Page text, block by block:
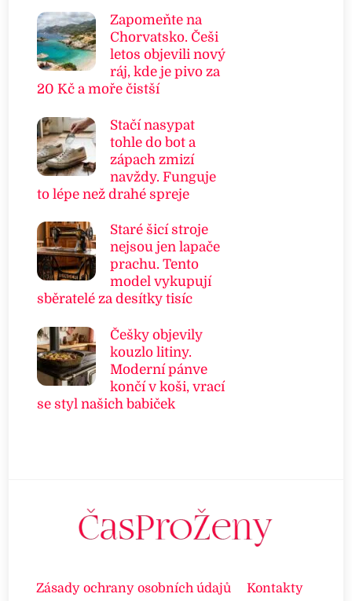
Zapomeňte na
Chorvatsko. Češi
letos objevili nový
ráj, kde je pivo za
20 Kč a moře čistší
Stačí nasypat
tohle do bot a
zápach zmizí
navždy. Funguje
to lépe než drahé spreje
Staré šicí stroje
nejsou jen lapače
prachu. Tento
model vykupují
sběratelé za desítky tisíc
Češky objevily
kouzlo litiny.
Moderní pánve
končí v koši, vrací
se styl našich babiček
Zásady ochrany osobních údajů Kontakty